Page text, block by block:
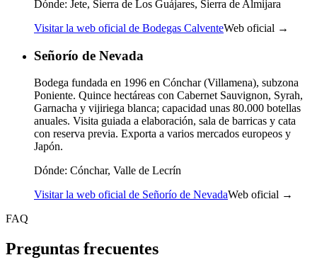
Dónde: Jete, Sierra de Los Guájares, Sierra de Almijara
Visitar la web oficial de Bodegas CalventeWeb oficial →
Señorío de Nevada
Bodega fundada en 1996 en Cónchar (Villamena), subzona
Poniente. Quince hectáreas con Cabernet Sauvignon, Syrah,
Garnacha y vijiriega blanca; capacidad unas 80.000 botellas
anuales. Visita guiada a elaboración, sala de barricas y cata
con reserva previa. Exporta a varios mercados europeos y
Japón.
Dónde: Cónchar, Valle de Lecrín
Visitar la web oficial de Señorío de NevadaWeb oficial →
FAQ
Preguntas frecuentes